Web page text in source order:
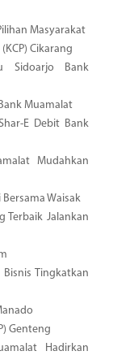
Masyarakat
Cikarang
Sidoarjo Bank
Muamalat
E Debit Bank
Mudahkan
Waisak
Terbaik Jalankan
Tingkatkan
Genteng
Hadirkan